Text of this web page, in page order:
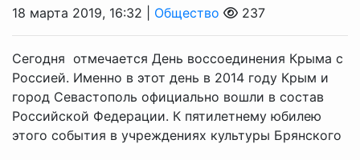
18 марта 2019, 16:32 | Общество 237
Сегодня отмечается День воссоединения Крыма с
Россией. Именно в этот день в 2014 году Крым и
город Севастополь официально вошли в состав
Российской Федерации. К пятилетнему юбилею
этого события в учреждениях культуры Брянского